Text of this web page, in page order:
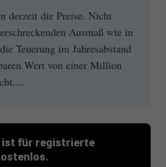
derzeit die Preise. Nicht
Ausmaß wie in
Teuerung im Jahresabstand
Wert von einer Million
ist für registrierte